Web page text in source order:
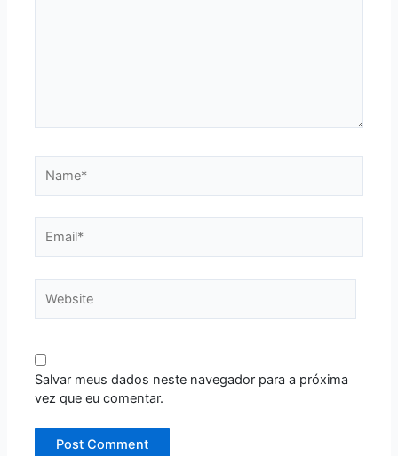
Salvar meus dados neste navegador para a próxima
vez que eu comentar.